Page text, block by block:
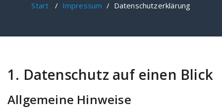
Start / Impressum / Datenschutzerklärung
1. Datenschutz auf einen Blick
Allgemeine Hinweise